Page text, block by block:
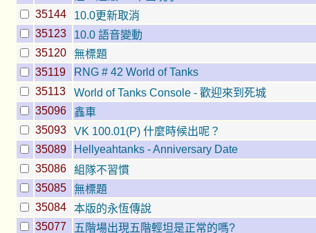
35144
10.0更新取消
35123
10.0 語音變動
35120
無標題
35119
RNG # 42 World of Tanks
35113
World of Tanks Console - 歡迎來到死城
35096
鑫車
35093
VK 100.01(P) 什麼時候出呢？
35089
Hellyeahtanks - Anniversary Date
35086
組隊不習慣
35085
無標題
35084
本版的永恆傳說
35077
五階場出現五階輕坦是正常的嗎?